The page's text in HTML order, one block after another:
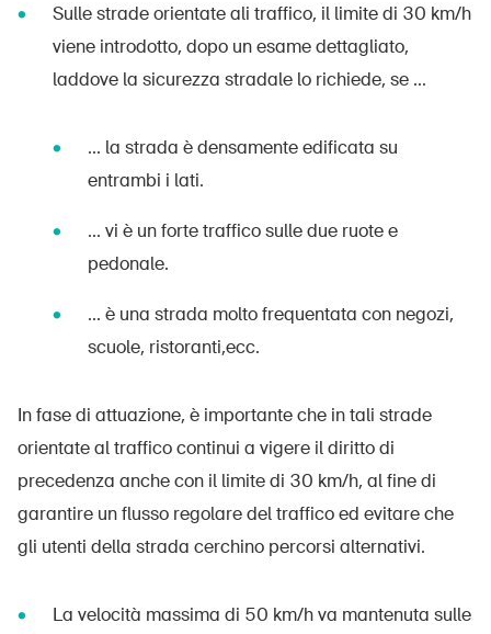
Sulle strade orientate ali traffico, il limite di 30 km/h
viene introdotto, dopo un esame dettagliato,
laddove la sicurezza stradale lo richiede, se ...
... la strada è densamente edificata su
entrambi i lati.
... vi è un forte traffico sulle due ruote e
pedonale.
... è una strada molto frequentata con negozi,
scuole, ristoranti,ecc.
In fase di attuazione, è importante che in tali strade
orientate al traffico continui a vigere il diritto di
precedenza anche con il limite di 30 km/h, al fine di
garantire un flusso regolare del traffico ed evitare che
gli utenti della strada cerchino percorsi alternativi.
La velocità massima di 50 km/h va mantenuta sulle